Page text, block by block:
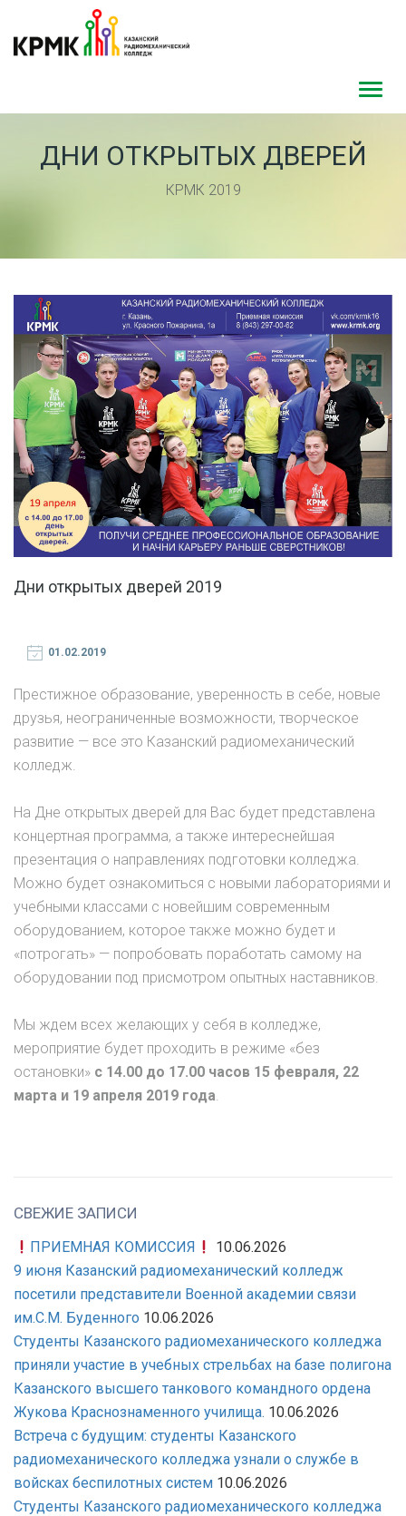
ДНИ ОТКРЫТЫХ ДВЕРЕЙ
КРМК 2019
Дни открытых дверей 2019
01.02.2019
Престижное образование, уверенность в себе, новые
друзья, неограниченные возможности, творческое
развитие — все это Казанский радиомеханический
колледж.
На Дне открытых дверей для Вас будет представлена
концертная программа, а также интереснейшая
презентация о направлениях подготовки колледжа.
Можно будет ознакомиться с новыми лабораториями и
учебными классами с новейшим современным
оборудованием, которое также можно будет и
«потрогать» — попробовать поработать самому на
оборудовании под присмотром опытных наставников.
Мы ждем всех желающих у себя в колледже,
мероприятие будет проходить в режиме «без
остановки» с 14.00 до 17.00 часов 15 февраля, 22
марта и 19 апреля 2019 года.
СВЕЖИЕ ЗАПИСИ
ПРИЕМНАЯ КОМИССИЯ
10.06.2026
9 июня Казанский радиомеханический колледж
посетили представители Военной академии связи
им.С.М. Буденного 10.06.2026
Студенты Казанского радиомеханического колледжа
приняли участие в учебных стрельбах на базе полигона
Казанского высшего танкового командного ордена
Жукова Краснознаменного училища. 10.06.2026
Встреча с будущим: студенты Казанского
радиомеханического колледжа узнали о службе в
войсках беспилотных систем 10.06.2026
Студенты Казанского радиомеханического колледжа